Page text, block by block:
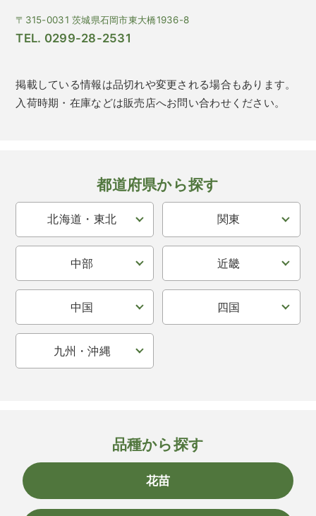
〒315-0031 茨城県石岡市東大橋1936-8
TEL. 0299-28-2531
掲載している情報は品切れや変更される場合もあります。
入荷時期・在庫などは販売店へお問い合わせください。
都道府県から探す
北海道・東北 関東
中部 近畿
中国 四国
九州・沖縄
品種から探す
花苗